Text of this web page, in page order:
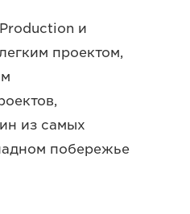
и
проектом,
из самых
побережье